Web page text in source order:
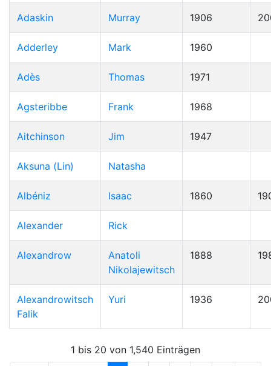
Adaskin Murray 1906
Adderley Mark 1960
Adès Thomas 1971
Agsteribbe Frank 1968
Aitchinson Jim 1947
Aksuna (Lin) Natasha
Albéniz Isaac 1860
Alexander Rick
Alexandrow
Anatoli
Nikolajewitsch
1888
Alexandrowitsch
Falik
Yuri 1936
1 bis 20 von 1,540 Einträgen